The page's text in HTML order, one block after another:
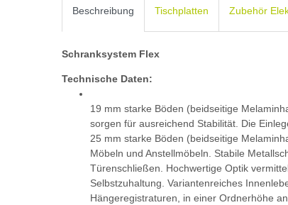
Beschreibung Tischplatten Zubehör
Schranksystem Flex
Technische Daten:
19 mm starke Böden (beidseitige
sorgen für ausreichend Stabilität. Die
25 mm starke Böden (beidseitige
Möbeln und Anstellmöbeln. Stabile
Türenschließen. Hochwertige Optik
Selbstzuhaltung. Variantenreiches
Hängeregistraturen, in einer Ordnerhöhe